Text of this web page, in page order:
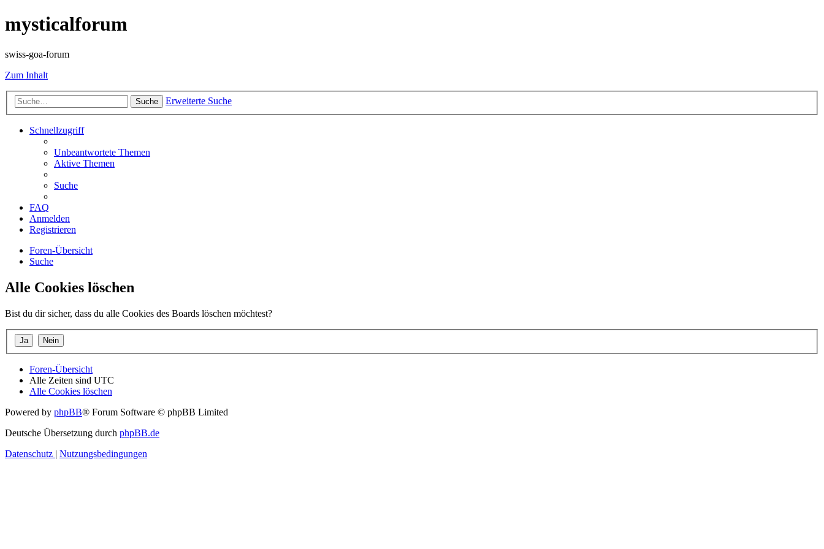
mysticalforum
swiss-goa-forum
Zum Inhalt
Suche Erweiterte Suche
Schnellzugriff
Unbeantwortete Themen
Aktive Themen
Suche
FAQ
Anmelden
Registrieren
Foren-Übersicht
Suche
Alle Cookies löschen
Bist du dir sicher, dass du alle Cookies des Boards löschen möchtest?
Foren-Übersicht
Alle Zeiten sind UTC
Alle Cookies löschen
Powered by phpBB® Forum Software © phpBB Limited
Deutsche Übersetzung durch phpBB.de
Datenschutz | Nutzungsbedingungen